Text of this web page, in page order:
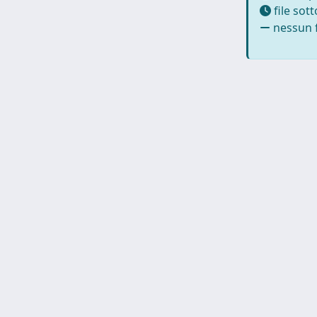
file
nessun